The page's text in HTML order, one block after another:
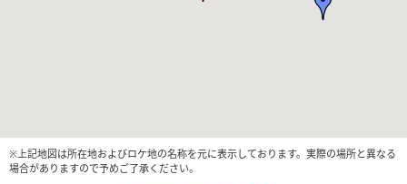
※上記地図は所在地およびロケ地の名称を元に表示しております。実際の場所と異なる
場合がありますので予めご了承ください。